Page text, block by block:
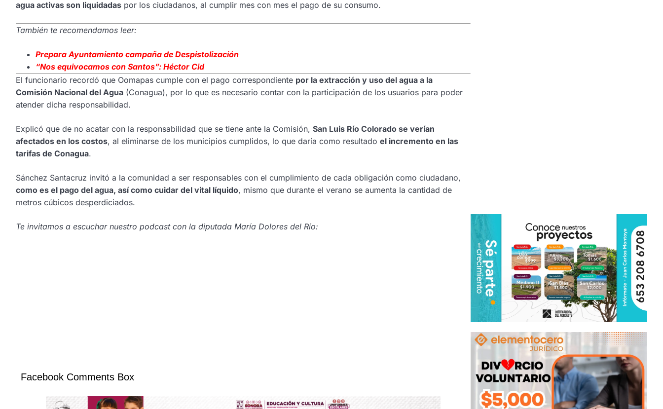
agua activas son liquidadas por los ciudadanos, al cumplir mes con mes el pago de su consumo.
También te recomendamos leer:
Prepara Ayuntamiento campaña de Despistolización
“Nos equivocamos con Santos”: Héctor Cid
El funcionario recordó que Oomapas cumple con el pago correspondiente por la extracción y uso del agua a la
Comisión Nacional del Agua (Conagua), por lo que es necesario contar con la participación de los usuarios para poder
atender dicha responsabilidad.
Explicó que de no acatar con la responsabilidad que se tiene ante la Comisión, San Luis Río Colorado se verían
afectados en los costos, al eliminarse de los municipios cumplidos, lo que daría como resultado el incremento en las
tarifas de Conagua.
Sánchez Santacruz invitó a la comunidad a ser responsables con el cumplimiento de cada obligación como ciudadano,
como es el pago del agua, así como cuidar del vital líquido, mismo que durante el verano se aumenta la cantidad de
metros cúbicos desperdiciados.
Te invitamos a escuchar nuestro podcast con la diputada María Dolores del Río:
Facebook Comments Box